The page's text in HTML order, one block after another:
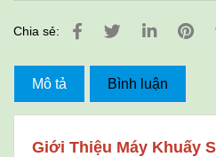
Chia sẻ:
Mô tả Bình luận
Giới Thiệu Máy Khuấy